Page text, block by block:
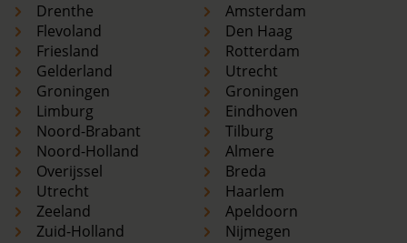
Drenthe
Flevoland
Friesland
Gelderland
Groningen
Limburg
Noord-Brabant
Noord-Holland
Overijssel
Utrecht
Zeeland
Zuid-Holland
Amsterdam
Den Haag
Rotterdam
Utrecht
Groningen
Eindhoven
Tilburg
Almere
Breda
Haarlem
Apeldoorn
Nijmegen